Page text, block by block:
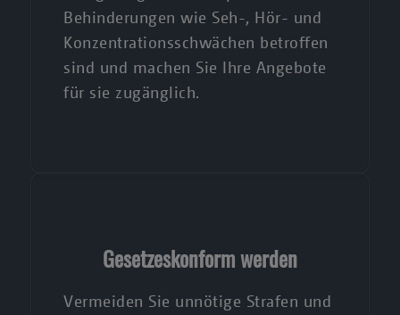
Behinderungen wie Seh-, Hör- und
Konzentrationsschwächen betroffen
sind und machen Sie Ihre Angebote
für sie zugänglich.
Gesetzeskonform werden
Vermeiden Sie unnötige Strafen und